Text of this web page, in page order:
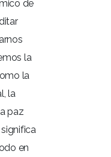
de
la
la
la
paz
en